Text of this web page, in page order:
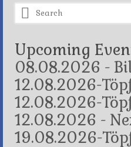
Search
for:
Upcoming
08.08.2026 -
12.08.2026-
12.08.2026-
12.08.2026 -
19.08.2026-